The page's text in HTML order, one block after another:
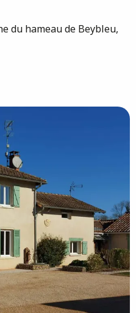
du hameau de Beybleu,